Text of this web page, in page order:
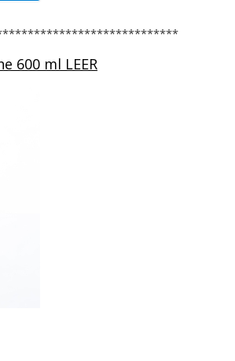
600 ml LEER